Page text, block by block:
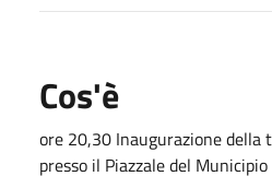
Cos'è
ore 20,30 Inaugurazione della
presso il Piazzale del Municipio